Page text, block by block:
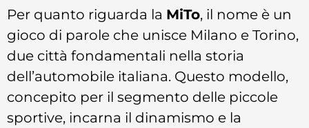
Per quanto riguarda la MiTo, il nome è un
gioco di parole che unisce Milano e Torino,
due città fondamentali nella storia
dell’automobile italiana. Questo modello,
concepito per il segmento delle piccole
sportive, incarna il dinamismo e la